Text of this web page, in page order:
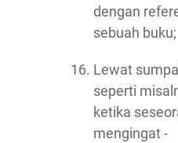
dengan
sebuah buku;
Lewat
seperti
ketika
mengingat -